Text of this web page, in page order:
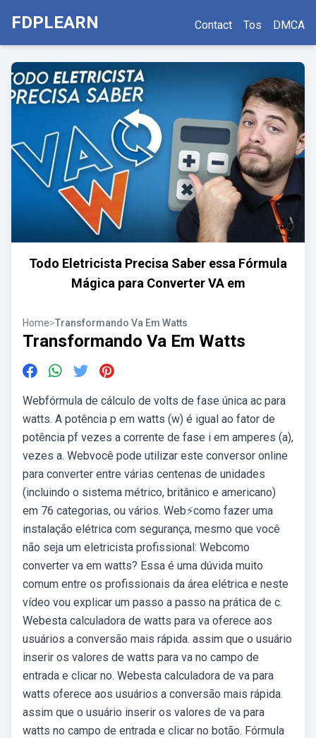
FDPLEARN Contact Tos DMCA
Todo Eletricista Precisa Saber essa Fórmula
Mágica para Converter VA em
Home>Transformando Va Em Watts
Transformando Va Em Watts
Webfórmula de cálculo de volts de fase única ac para
watts. A potência p em watts (w) é igual ao fator de
potência pf vezes a corrente de fase i em amperes (a),
vezes a. Webvocê pode utilizar este conversor online
para converter entre várias centenas de unidades
(incluindo o sistema métrico, britânico e americano)
em 76 categorias, ou vários. Web⚡como fazer uma
instalação elétrica com segurança, mesmo que você
não seja um eletricista profissional: Webcomo
converter va em watts? Essa é uma dúvida muito
comum entre os profissionais da área elétrica e neste
vídeo vou explicar um passo a passo na prática de c.
Webesta calculadora de watts para va oferece aos
usuários a conversão mais rápida. assim que o usuário
inserir os valores de watts para va no campo de
entrada e clicar no. Webesta calculadora de va para
watts oferece aos usuários a conversão mais rápida.
assim que o usuário inserir os valores de va para
watts no campo de entrada e clicar no botão. Fórmula